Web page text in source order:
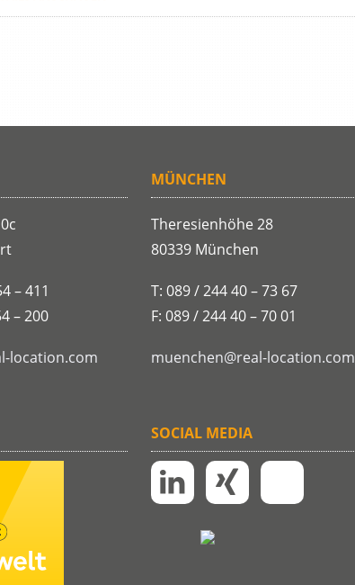
– 411
– 200
location.com
MÜNCHEN
Theresienhöhe 28
80339 München
T: 089 / 244 40 – 73 67
F: 089 / 244 40 – 70 01
muenchen@real-location.com
SOCIAL MEDIA